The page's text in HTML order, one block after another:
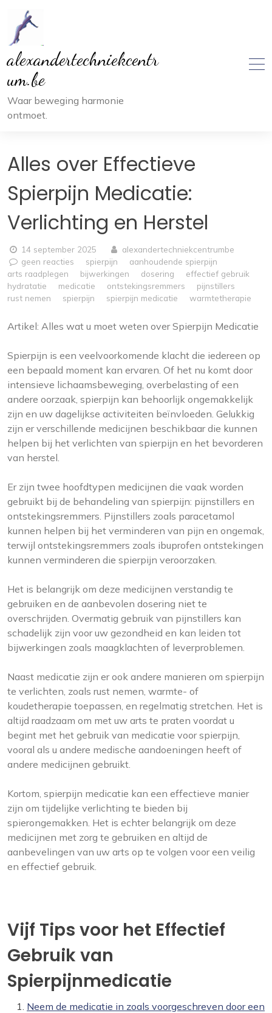
inhoud
alexandertechniekcentr
um.be
Waar beweging harmonie
ontmoet.
Alles over Effectieve
Spierpijn Medicatie:
Verlichting en Herstel
14 september 2025
alexandertechniekcentrumbe
geen reacties
spierpijn
aanhoudende spierpijn
arts raadplegen
bijwerkingen dosering
effectief gebruik
hydratatie
medicatie ontstekingsremmers
pijnstillers
rust nemen
spierpijn spierpijn medicatie warmtetherapie
Artikel: Alles wat u moet weten over Spierpijn Medicatie
Spierpijn is een veelvoorkomende klacht die iedereen op
een bepaald moment kan ervaren. Of het nu komt door
intensieve lichaamsbeweging, overbelasting of een
andere oorzaak, spierpijn kan behoorlijk ongemakkelijk
zijn en uw dagelijkse activiteiten beïnvloeden. Gelukkig
zijn er verschillende medicijnen beschikbaar die kunnen
helpen bij het verlichten van spierpijn en het bevorderen
van herstel.
Er zijn twee hoofdtypen medicijnen die vaak worden
gebruikt bij de behandeling van spierpijn: pijnstillers en
ontstekingsremmers. Pijnstillers zoals paracetamol
kunnen helpen bij het verminderen van pijn en ongemak,
terwijl ontstekingsremmers zoals ibuprofen ontstekingen
kunnen verminderen die spierpijn veroorzaken.
Het is belangrijk om deze medicijnen verstandig te
gebruiken en de aanbevolen dosering niet te
overschrijden. Overmatig gebruik van pijnstillers kan
schadelijk zijn voor uw gezondheid en kan leiden tot
bijwerkingen zoals maagklachten of leverproblemen.
Naast medicatie zijn er ook andere manieren om spierpijn
te verlichten, zoals rust nemen, warmte- of
koudetherapie toepassen, en regelmatig stretchen. Het is
altijd raadzaam om met uw arts te praten voordat u
begint met het gebruik van medicatie voor spierpijn,
vooral als u andere medische aandoeningen heeft of
andere medicijnen gebruikt.
Kortom, spierpijn medicatie kan een effectieve manier
zijn om tijdelijke verlichting te bieden bij
spierongemakken. Het is echter belangrijk om deze
medicijnen met zorg te gebruiken en altijd de
aanbevelingen van uw arts op te volgen voor een veilig
en effectief gebruik.
Vijf Tips voor het Effectief
Gebruik van
Spierpijnmedicatie
Neem de medicatie in zoals voorgeschreven door een